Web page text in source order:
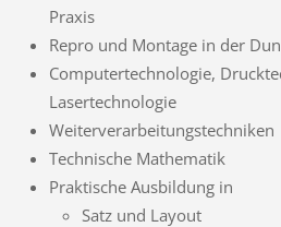
Praxis
Repro und Montage in der
Computertechnologie,
Lasertechnologie
Weiterverarbeitungstechniken
Technische Mathematik
Praktische Ausbildung in
Satz und Layout